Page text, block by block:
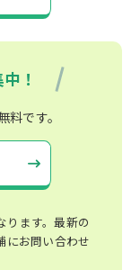
！
です。
ます。最新の
にお問い合わせ